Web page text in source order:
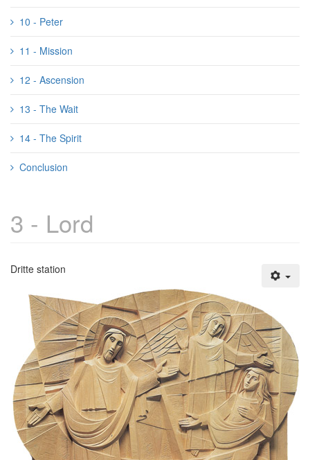
10 - Peter
11 - Mission
12 - Ascension
13 - The Wait
14 - The Spirit
Conclusion
3 - Lord
Dritte station